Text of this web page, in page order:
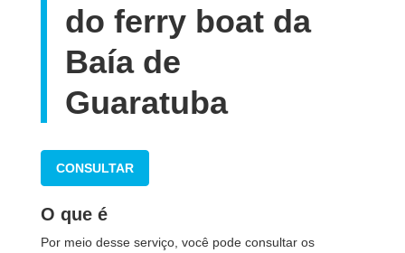
do ferry boat da
Baía de
Guaratuba
CONSULTAR
O que é
Por meio desse serviço, você pode consultar os